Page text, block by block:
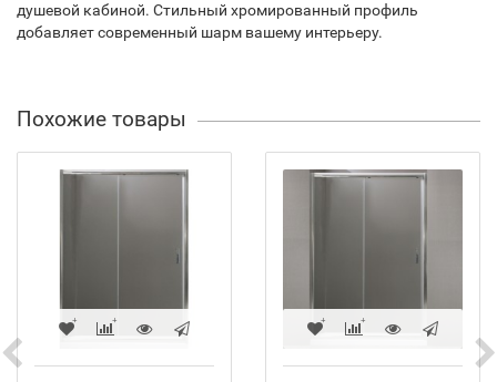
душевой кабиной. Стильный хромированный профиль
добавляет современный шарм вашему интерьеру.
Похожие товары